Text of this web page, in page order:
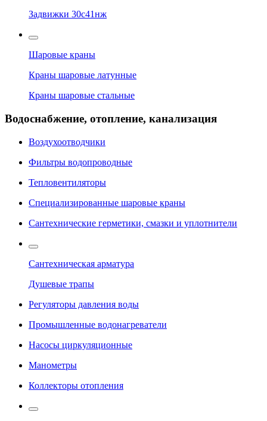
Задвижки 30с41нж
Шаровые краны
Краны шаровые латунные
Краны шаровые стальные
Водоснабжение, отопление, канализация
Воздухоотводчики
Фильтры водопроводные
Тепловентиляторы
Специализированные шаровые краны
Сантехнические герметики, смазки и уплотнители
Сантехническая арматура
Душевые трапы
Регуляторы давления воды
Промышленные водонагреватели
Насосы циркуляционные
Манометры
Коллекторы отопления